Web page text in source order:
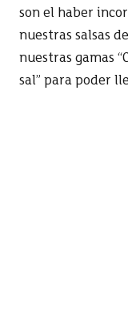
son el haber
nuestras salsas
nuestras gamas
sal” para poder